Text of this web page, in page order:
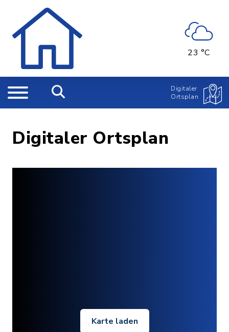
23 °C
Digitaler
Ortsplan
Digitaler Ortsplan
Karte laden